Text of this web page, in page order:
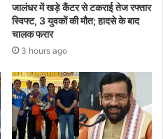
जालंधर में खड़े कैंटर से टकराई तेज रफ्तार
स्विफ्ट, 3 युवकों की मौत; हादसे के बाद
चालक फरार
3 hours ago